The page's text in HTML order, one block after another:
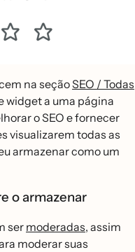
na seçãoSEO / Todas
widget a uma página
o SEO e fornecer
visualizarem todas as
armazenar como um
o armazenar
ser moderadas, assim
moderar suas